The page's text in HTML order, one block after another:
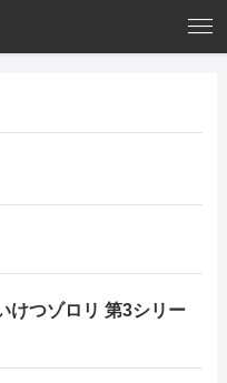
けつゾロリ 第3シリー